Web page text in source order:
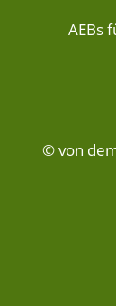
AEBs
© von